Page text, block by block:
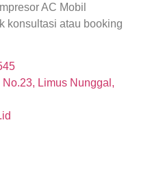
AC Mobil
konsultasi atau booking
Limus Nunggal,